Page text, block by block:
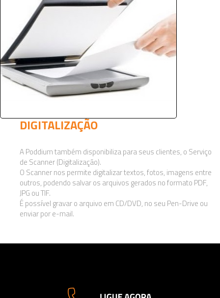
DIGITALIZAÇÃO
A Poddium também disponibiliza para seus clientes, o Serviço
de Scanner (Digitalização).
O Scanner nos permite digitalizar textos, fotos, imagens entre
outros, podendo salvar os arquivos gerados no formato PDF,
JPG ou TIF.
É possível gravar o arquivo em CD/DVD, no seu Pen-Drive ou
enviar por e-mail.